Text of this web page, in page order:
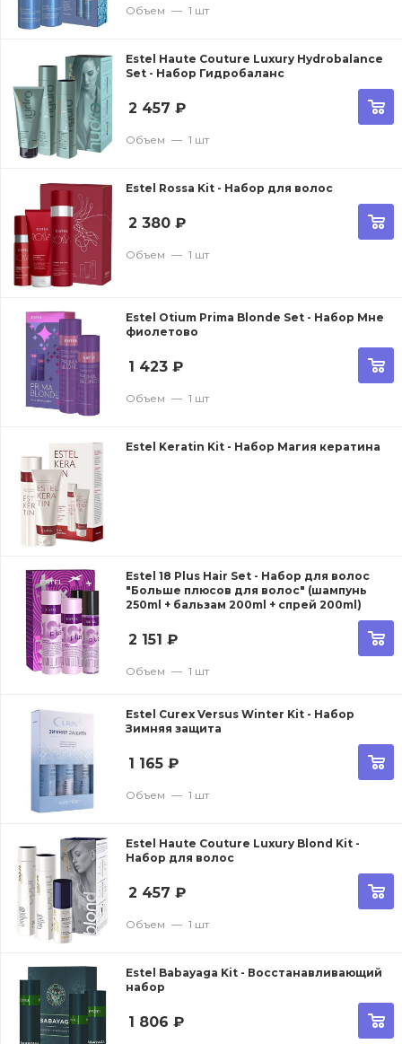
Объем — 1 шт
Estel Haute Couture Luxury Hydrobalance
Set - Набор Гидробаланс
2 457 ₽
Объем — 1 шт
Estel Rossa Kit - Набор для волос
2 380 ₽
Объем — 1 шт
Estel Otium Prima Blonde Set - Набор Мне
фиолетово
1 423 ₽
Объем — 1 шт
Estel Keratin Kit - Набор Магия кератина
Estel 18 Plus Hair Set - Набор для волос
"Больше плюсов для волос" (шампунь
250ml + бальзам 200ml + спрей 200ml)
2 151 ₽
Объем — 1 шт
Estel Curex Versus Winter Kit - Набор
Зимняя защита
1 165 ₽
Объем — 1 шт
Estel Haute Couture Luxury Blond Kit -
Набор для волос
2 457 ₽
Объем — 1 шт
Estel Babayaga Kit - Восстанавливающий
набор
1 806 ₽